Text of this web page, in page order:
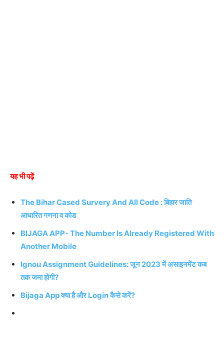
यह भी पढ़ें
The Bihar Cased Survery And All Code : बिहार जाति
आधारित गणना व कोड
BIJAGA APP- The Number Is Already Registered With
Another Mobile
Ignou Assignment Guidelines: जून 2023 में असाइनमेंट कब
तक जमा होगी?
Bijaga App क्या है और Login कैसे करें?